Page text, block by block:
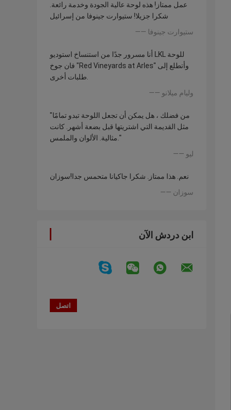
عمل ممتاز! هذه لوحة عالية الجودة وخدمة رائعة.
شكرا جزيلا! ستيوارت جينوفا من إسرائيل
—— ستيوارت جينوفا
أنا مسرور جدًا من استنساخ استوديو LKL للوحة
فان جوخ "Red Vineyards at Arles" وأتطلع إلى
طلبات أخرى.
—— وليام ميلانو
"من فضلك ، هل يمكن أن تجعل اللوحة تبدو تمامًا
مثل القديمة التي اشتريتها قبل بضعة أشهر. كانت
مثالية. الألوان والملمس."
—— ليو
نعم. هذا ممتاز. شكرا جاكيانا متحمس جدا!سوزان
—— سوزان
ابن دردش الآن